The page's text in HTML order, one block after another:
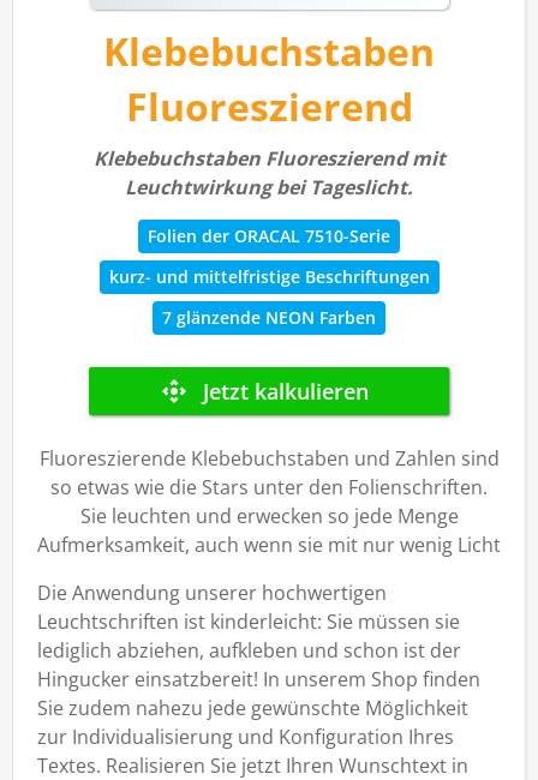
Klebebuchstaben
Fluoreszierend
Klebebuchstaben Fluoreszierend mit
Leuchtwirkung bei Tageslicht.
Folien der ORACAL 7510-Serie
kurz- und mittelfristige Beschriftungen
7 glänzende NEON Farben
Fluoreszierende Klebebuchstaben und Zahlen sind
so etwas wie die Stars unter den Folienschriften.
Sie leuchten und erwecken so jede Menge
Aufmerksamkeit, auch wenn sie mit nur wenig Licht
ist, präsentieren sich Leuchtbuchstaben auffällig
und deutlich.
Die Anwendung unserer hochwertigen
Leuchtschriften ist kinderleicht: Sie müssen sie
lediglich abziehen, aufkleben und schon ist der
Hingucker einsatzbereit! In unserem Shop finden
Sie zudem nahezu jede gewünschte Möglichkeit
zur Individualisierung und Konfiguration Ihres
Textes. Realisieren Sie jetzt Ihren Wunschtext in